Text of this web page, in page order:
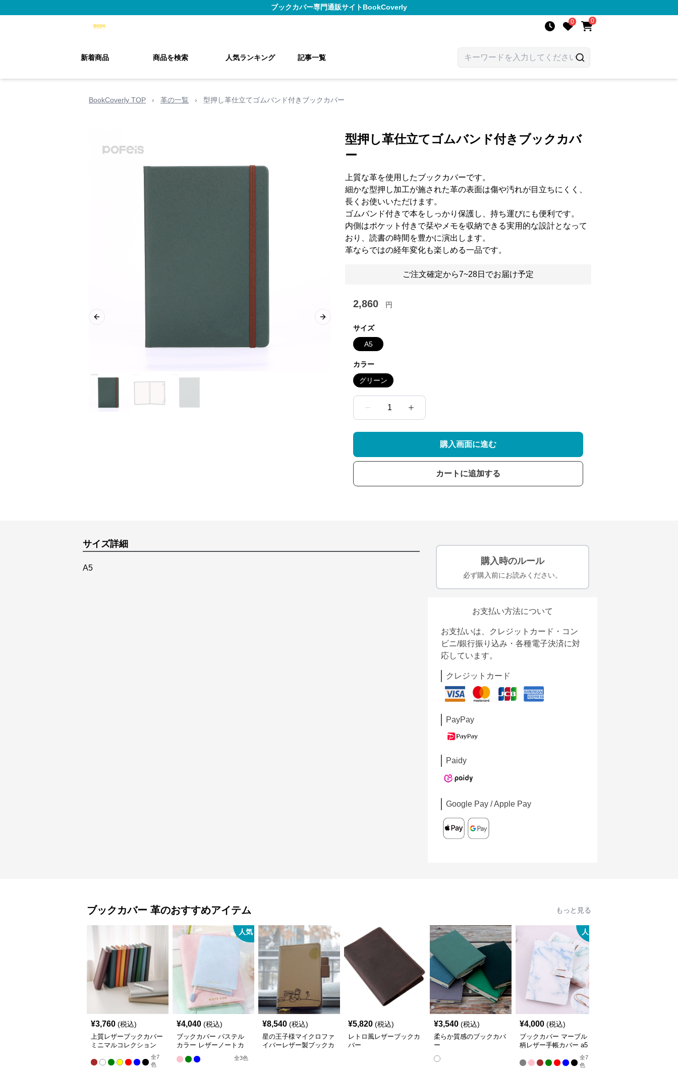
ブックカバー専門通販サイトBookCoverly
0 0
新着商品 商品を検索 人気ランキング 記事一覧
BookCoverly TOP › 革の一覧 › 型押し革仕立てゴムバンド付きブックカバー
Previous slide Next slide
型押し革仕立てゴムバンド付きブックカバ
ー
上質な革を使用したブックカバーです。
細かな型押し加工が施された革の表面は傷や汚れが目立ちにくく、
長くお使いいただけます。
ゴムバンド付きで本をしっかり保護し、持ち運びにも便利です。
内側はポケット付きで栞やメモを収納できる実用的な設計となって
おり、読書の時間を豊かに演出します。
革ならではの経年変化も楽しめる一品です。
ご注文確定から7~28日でお届け予定
2,860 円
サイズ
A5
カラー
グリーン
1
購入画面に進む
カートに追加する
サイズ詳細
A5
購入時のルール
必ず購入前にお読みください。
お支払い方法について
お支払いは、クレジットカード・コン
ビニ/銀行振り込み・各種電子決済に対
応しています。
クレジットカード
PayPay
Paidy
Google Pay / Apple Pay
ブックカバー 革のおすすめアイテム もっと見る
¥3,760 (税込)
上質レザーブックカバー
ミニマルコレクション
全7
色
人気
¥4,040 (税込)
ブックカバー パステル
カラー レザーノートカ
バー A5（ビジネス書）
A6（文庫本）対応
全3色
¥8,540 (税込)
星の王子様マイクロファ
イバーレザー製ブックカ
¥5,820 (税込)
レトロ風レザーブックカ
バー
¥3,540 (税込)
柔らか質感のブックカバ
ー
人気
¥4,000 (税込)
ブックカバー マーブル
柄レザー手帳カバー a5
全7
色